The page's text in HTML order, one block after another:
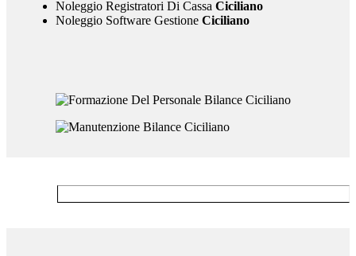
Noleggio Registratori Di Cassa Ciciliano
Noleggio Software GestioneCiciliano